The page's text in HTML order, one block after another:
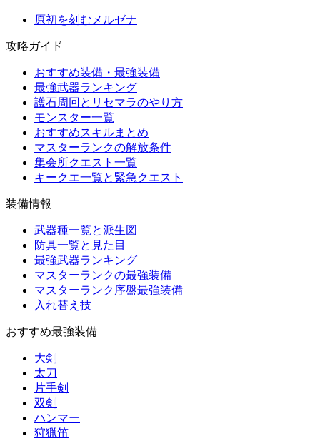
原初を刻むメルゼナ
攻略ガイド
おすすめ装備・最強装備
最強武器ランキング
護石周回とリセマラのやり方
モンスター一覧
おすすめスキルまとめ
マスターランクの解放条件
集会所クエスト一覧
キークエ一覧と緊急クエスト
装備情報
武器種一覧と派生図
防具一覧と見た目
最強武器ランキング
マスターランクの最強装備
マスターランク序盤最強装備
入れ替え技
おすすめ最強装備
大剣
太刀
片手剣
双剣
ハンマー
狩猟笛